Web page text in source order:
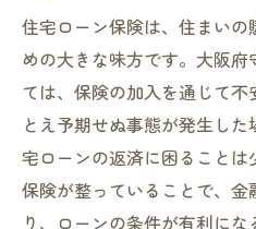
住宅ローン保険は、住まい
めの大きな味方です。大阪
ては、保険の加入を通じて
とえ予期せぬ事態が発生し
宅ローンの返済に困ることは
保険が整っていることで、
り、ローンの条件が有利に